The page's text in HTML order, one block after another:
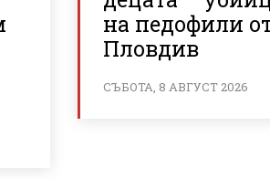
на педофили
Пловдив
СЪБОТА, 8 АВГУСТ 2026